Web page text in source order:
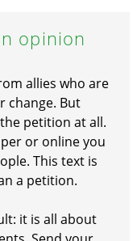
opinion
allies who are
change. But
petition at all.
or online you
This text is
a petition.
it is all about